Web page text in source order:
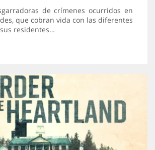
de crímenes ocurridos en
que cobran vida con las diferentes
residentes…